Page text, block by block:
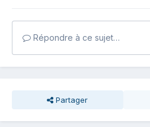
Répondre à ce sujet…
Partager